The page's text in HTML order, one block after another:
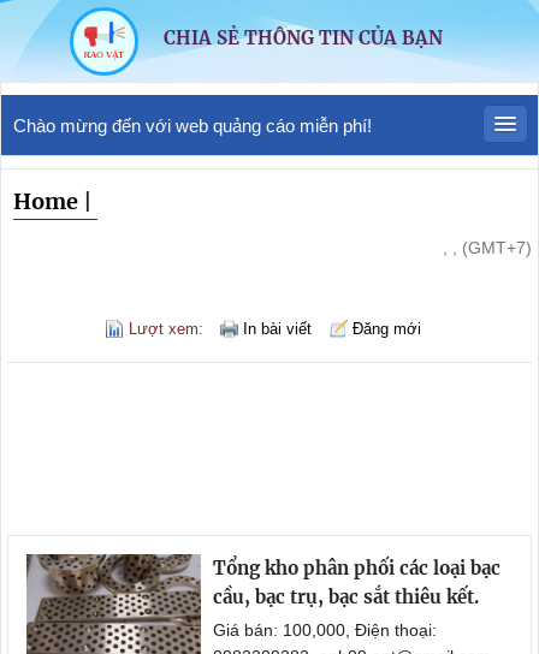
CHIA SẺ THÔNG TIN CỦA BẠN
Chào mừng đến với web quảng cáo miễn phí!
Home
, , (GMT+7)
Lượt xem: In bài viết Đăng mới
Tổng kho phân phối các loại bạc
cầu, bạc trụ, bạc sắt thiêu kết.
Giá bán: 100,000, Điện thoại: